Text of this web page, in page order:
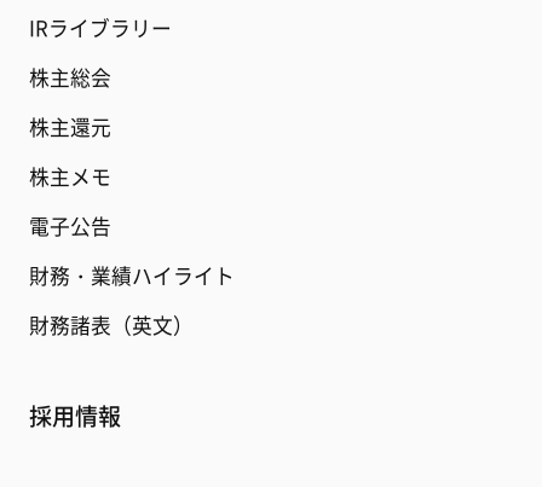
IRライブラリー
株主総会
株主還元
株主メモ
電子公告
財務・業績ハイライト
財務諸表（英文）
採用情報